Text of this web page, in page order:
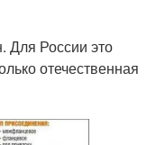
Для России это
отечественная